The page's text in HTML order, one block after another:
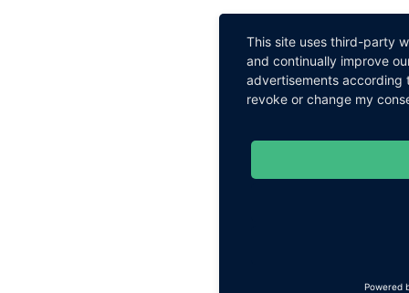
This site uses third-party
and continually improve
advertisements according
revoke or change my
Powered